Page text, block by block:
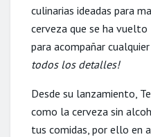
culinarias ideadas para
cerveza que se ha
para acompañar
todos los detalles!
Desde su lanzamiento,
como la cerveza sin
tus comidas, por ello en